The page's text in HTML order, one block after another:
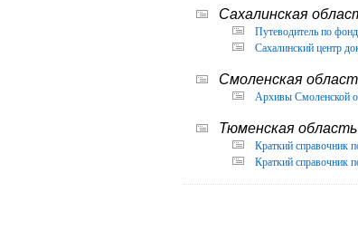
Сахалинская
Путеводитель по
Сахалинский центр
Смоленская
Архивы Смоленской
Тюменская область
Краткий справочник
Краткий справочник